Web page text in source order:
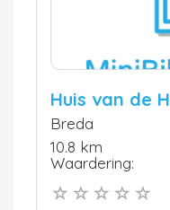
Huis van de
Breda
10.8 km
Waardering: